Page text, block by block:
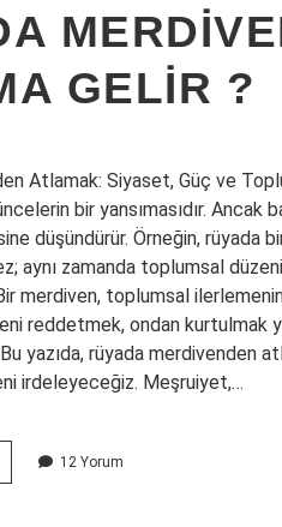
GELIR ?
Atlamak: Siyaset, Güç ve
bir yansımasıdır.
düşündürür. Örneğin, rüyada
aynı zamanda toplumsal
merdiven, toplumsal
reddetmek, ondan kurtulmak
yazıda, rüyada merdivenden
irdeleyeceğiz. Meşruiyet,…
12 Yorum